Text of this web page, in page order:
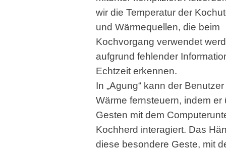
wir die Temperatur der
und Wärmequellen, die beim
Kochvorgang verwendet
aufgrund fehlender
Echtzeit erkennen.
In „Agung“ kann der
Wärme fernsteuern, indem er
Gesten mit dem
Kochherd interagiert. Das
diese besondere Geste, mit